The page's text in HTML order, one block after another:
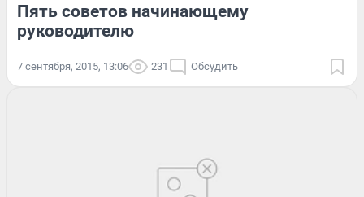
Пять советов начинающему
руководителю
7 сентября, 2015, 13:06 231 Обсудить